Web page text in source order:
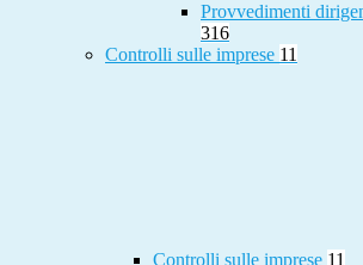
Provvedimenti
316
Controlli sulle imprese 11
Controlli sulle imprese 11